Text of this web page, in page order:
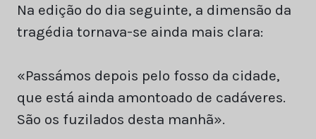
Na edição do dia seguinte, a dimensão da
tragédia tornava-se ainda mais clara:
«Passámos depois pelo fosso da cidade,
que está ainda amontoado de cadáveres.
São os fuzilados desta manhã».